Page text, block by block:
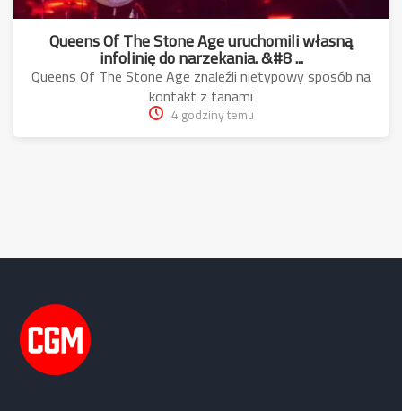
Queens Of The Stone Age uruchomili własną
infolinię do narzekania. &#8 ...
Queens Of The Stone Age znaleźli nietypowy sposób na
kontakt z fanami
4 godziny temu